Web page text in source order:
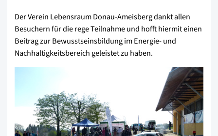
Der Verein Lebensraum Donau-Ameisberg dankt allen
Besuchern für die rege Teilnahme und hofft hiermit einen
Beitrag zur Bewusstseinsbildung im Energie- und
Nachhaltigkeitsbereich geleistet zu haben.